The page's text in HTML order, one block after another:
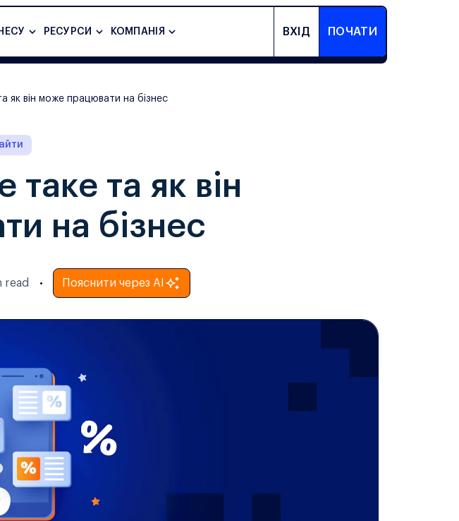
РЕСУРСИ КОМПАНІЯ ВХІД ПОЧАТИ
як він може працювати на бізнес
та як він
на бізнес
read Пояснити через AI